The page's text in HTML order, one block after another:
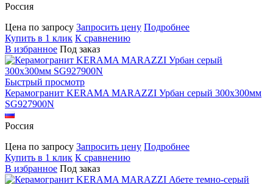
Россия
Цена по запросу Запросить цену Подробнее
Купить в 1 клик К сравнению
В избранное Под заказ
Быстрый просмотр
Керамогранит KERAMA MARAZZI Урбан серый 300х300мм
SG927900N
Россия
Цена по запросу Запросить цену Подробнее
Купить в 1 клик К сравнению
В избранное Под заказ